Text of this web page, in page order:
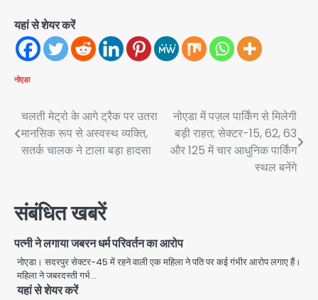
यहां से शेयर करें
नोएडा
Post
navigation
चलती मेट्रो के आगे ट्रैक पर उतरा
मानसिक रूप से अस्वस्थ व्यक्ति,
सतर्क चालक ने टाला बड़ा हादसा
नोएडा में पज़ल पार्किंग से मिलेगी
बड़ी राहत; सेक्टर-15, 62, 63
और 125 में चार आधुनिक पार्किंग
स्थल बनेंगे
संबंधित खबरें
पत्नी ने लगाया जबरन धर्म परिवर्तन का आरोप
नोएडा। सदरपुर सेक्टर-45 में रहने वाली एक महिला ने पति पर कई गंभीर आरोप लगाए हैं।
महिला ने जबरदस्ती गर्भ…
यहां से शेयर करें